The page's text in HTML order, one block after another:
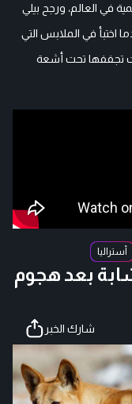
في العالم، ورجح بيلي
اختبأ في الملابس التي
تجففها تحت أشعة
أستراليا
بعد هجوم
شارك الخبر